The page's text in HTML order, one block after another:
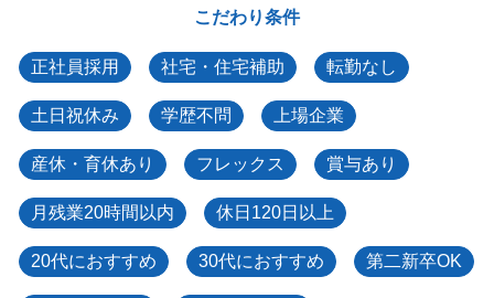
こだわり条件
正社員採用 社宅・住宅補助 転勤なし
土日祝休み 学歴不問 上場企業
産休・育休あり フレックス 賞与あり
月残業20時間以内 休日120日以上
20代におすすめ 30代におすすめ 第二新卒OK